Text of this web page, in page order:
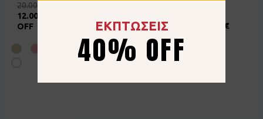
20.00€
12.00
OFF
€
ΕΚΠΤΩΣΕΙΣ
40% OFF